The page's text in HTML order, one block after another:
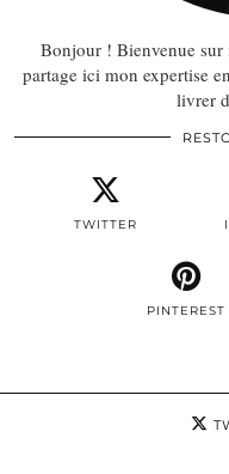
Bonjour ! Bienvenue
partage ici mon expertise
livrer
TWITTER
PINTEREST